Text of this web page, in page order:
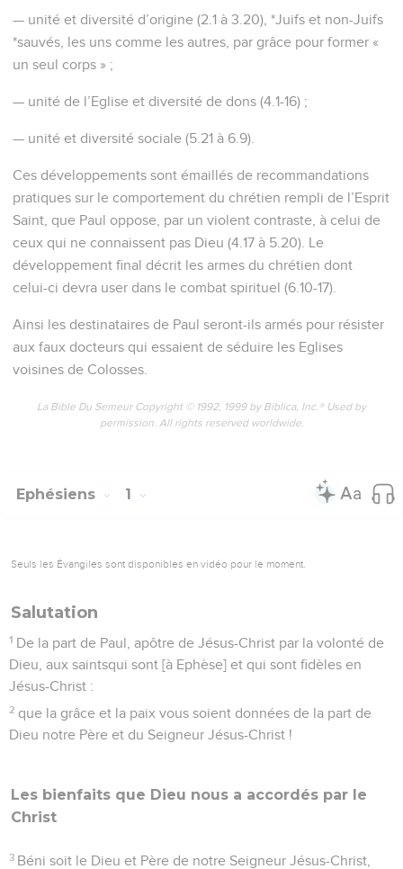
— unité et diversité d’origine (2.1 à 3.20), *Juifs et non-Juifs
*sauvés, les uns comme les autres, par grâce pour former «
un seul corps » ;
— unité de l’Eglise et diversité de dons (4.1-16) ;
— unité et diversité sociale (5.21 à 6.9).
Ces développements sont émaillés de recommandations
pratiques sur le comportement du chrétien rempli de l’Esprit
Saint, que Paul oppose, par un violent contraste, à celui de
ceux qui ne connaissent pas Dieu (4.17 à 5.20). Le
développement final décrit les armes du chrétien dont
celui-ci devra user dans le combat spirituel (6.10-17).
Ainsi les destinataires de Paul seront-ils armés pour résister
aux faux docteurs qui essaient de séduire les Eglises
voisines de Colosses.
La Bible Du Semeur Copyright © 1992, 1999 by Biblica, Inc.® Used by
permission. All rights reserved worldwide.
Ephésiens 1
Seuls les Évangiles sont disponibles en vidéo pour le moment.
Salutation
1 De la part de Paul, apôtre de Jésus-Christ par la volonté de
Dieu, aux saintsqui sont [à Ephèse] et qui sont fidèles en
Jésus-Christ :
2 que la grâce et la paix vous soient données de la part de
Dieu notre Père et du Seigneur Jésus-Christ !
Les bienfaits que Dieu nous a accordés par le
Christ
3 Béni soit le Dieu et Père de notre Seigneur Jésus-Christ,